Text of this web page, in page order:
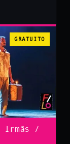
GRATUITO
Irmãs /